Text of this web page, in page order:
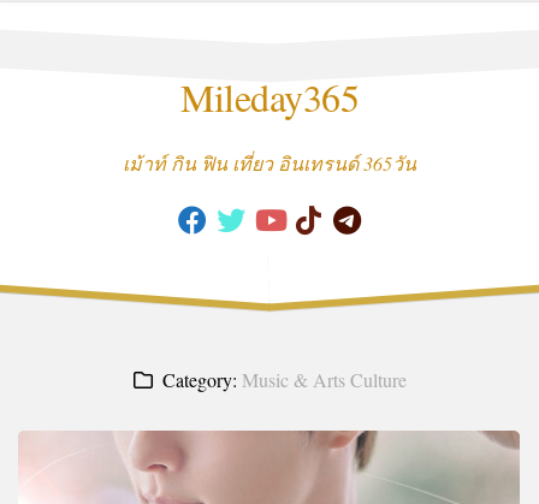
Mileday365
เม้าท์ กิน ฟิน เที่ยว อินเทรนด์ 365วัน
Category: Music & Arts Culture